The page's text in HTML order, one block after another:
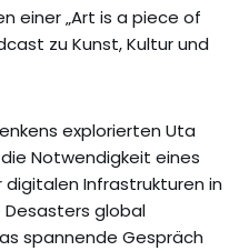
einer „Art is a piece of
zu Kunst, Kultur und
explorierten Uta
Notwendigkeit eines
Infrastrukturen in
global
spannende Gespräch